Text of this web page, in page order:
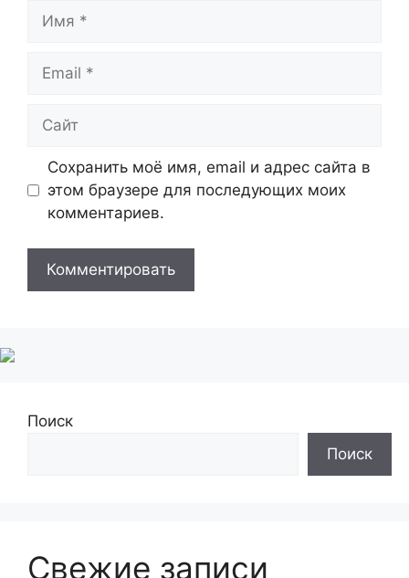
Имя
Email
Сайт
Сохранить моё имя, email и адрес сайта в
этом браузере для последующих моих
комментариев.
Поиск
Поиск
Свежие записи